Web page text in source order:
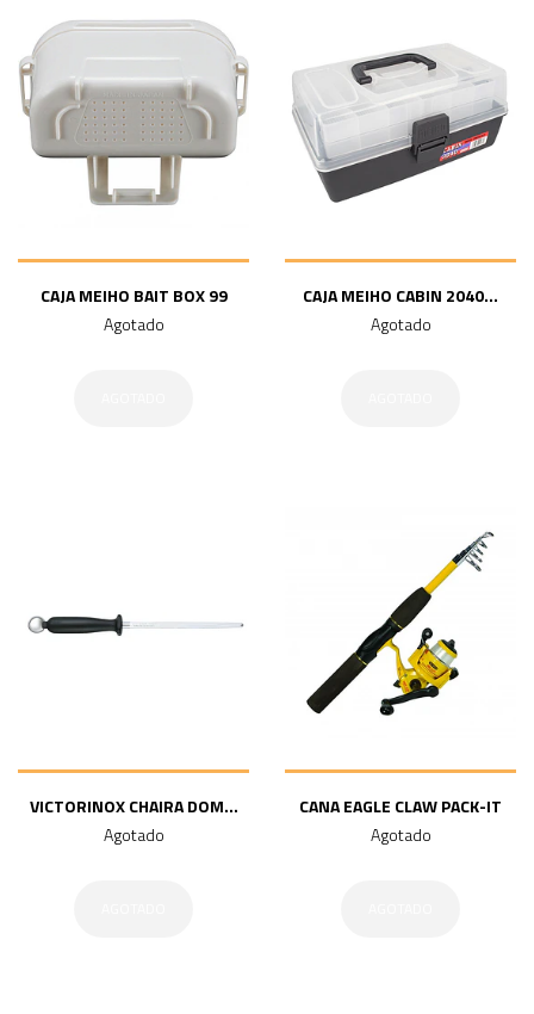
CAJA MEIHO BAIT BOX 99
Agotado
CAJA MEIHO CABIN 2040...
Agotado
VICTORINOX CHAIRA DOM...
Agotado
CANA EAGLE CLAW PACK-IT
Agotado